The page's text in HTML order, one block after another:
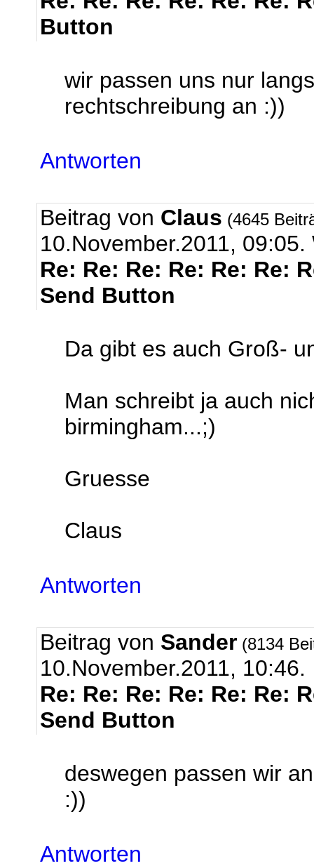
Button
wir passen uns nur
rechtschreibung an :))
Antworten
Beitrag von Claus (4645
10.November.2011,
Re: Re: Re: Re: Re: Re:
Send Button
Da gibt es auch Groß-
Man schreibt ja auch
birmingham...;)
Gruesse
Claus
Antworten
Beitrag von Sander (8134
10.November.2011, 10:46.
Re: Re: Re: Re: Re: Re:
Send Button
deswegen passen wir
:))
Antworten